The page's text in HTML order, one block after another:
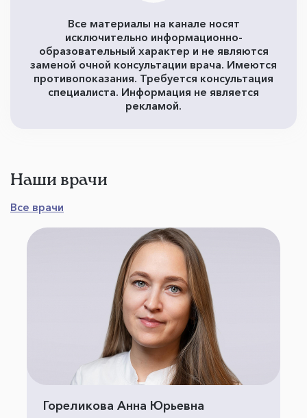
Все материалы на канале носят
исключительно информационно-
образовательный характер и не являются
заменой очной консультации врача. Имеются
противопоказания. Требуется консультация
специалиста. Информация не является
рекламой.
Наши врачи
Все врачи
Гореликова Анна Юрьевна